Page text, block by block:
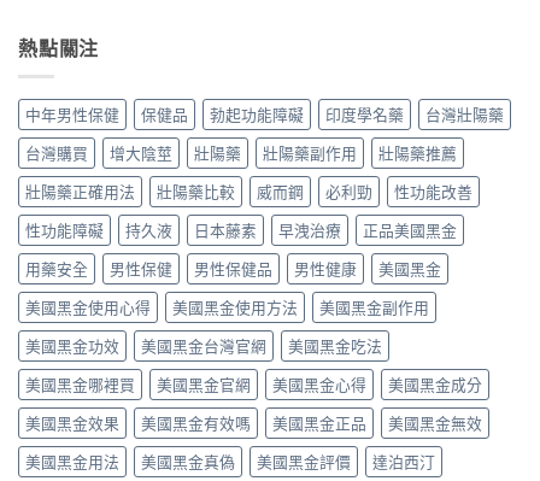
得：
成
吃
法、
副
用
與
真
假
辨
別〉
中
每
養、
副
用
與
價
格〉
中
親
較
藥
時
間、
硬
度、
副
用，
一
次
搞
懂
怎
麼
選〉
中
有
師
親
經
驗
談
劑
量、
間
點
與
常
見
副
作
用〉
中
勁
真
使
用
心
得
｜
藥
師
教
正
確
吃
法、
劑
量
與
副
作
用〉
熱點關注
中年男性保健 保健品 勃起功能障礙 印度學名藥
台灣壯陽藥
台灣購買
增大陰莖 壯陽藥 壯陽藥副作用
壯陽藥推薦
壯陽藥正確用法
壯陽藥比較 威而鋼 必利勁
性功能改善
性功能障礙
持久液 日本藤素 早洩治療
正品美國黑金
用藥安全
男性保健 男性保健品 男性健康
美國黑金
美國黑金使用心得
美國黑金使用方法
美國黑金副作用
美國黑金功效
美國黑金台灣官網
美國黑金吃法
美國黑金哪裡買
美國黑金官網 美國黑金心得
美國黑金成分
美國黑金效果
美國黑金有效嗎 美國黑金正品
美國黑金無效
美國黑金用法
美國黑金真偽 美國黑金評價
達泊西汀